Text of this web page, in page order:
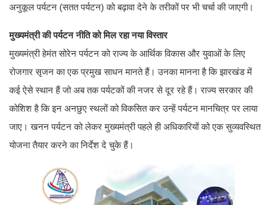
अनुकूल पर्यटन (सतत पर्यटन) को बढ़ावा देने के तरीकों पर भी चर्चा की जाएगी।
मुख्यमंत्री की पर्यटन नीति को मिल रहा नया विस्तार
मुख्यमंत्री हेमंत सोरेन पर्यटन को राज्य के आर्थिक विकास और युवाओं के लिए
रोजगार सृजन का एक प्रमुख साधन मानते हैं। उनका मानना है कि झारखंड में
कई ऐसे स्थान हैं जो अब तक पर्यटकों की नजर से दूर रहे हैं। राज्य सरकार की
कोशिश है कि इन अनछुए स्थलों को विकसित कर उन्हें पर्यटन मानचित्र पर लाया
जाए। खनन पर्यटन को लेकर मुख्यमंत्री पहले ही अधिकारियों को एक सुव्यवस्थित
योजना तैयार करने का निर्देश दे चुके हैं।